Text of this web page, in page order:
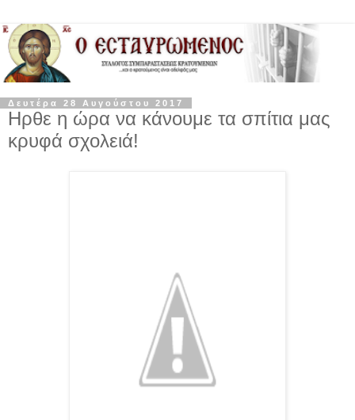
Δευτέρα 28 Αυγούστου 2017
Ηρθε η ώρα να κάνουμε τα σπίτια μας
κρυφά σχολειά!